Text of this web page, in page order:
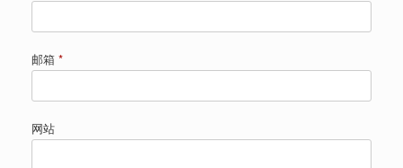
邮箱 *
网站